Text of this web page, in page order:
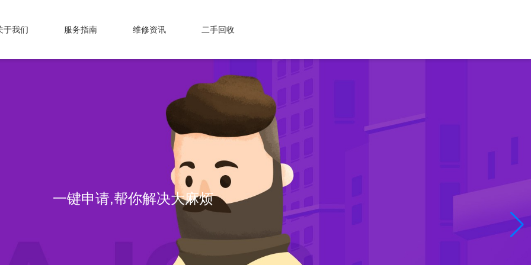
于我们 服务指南 维修资讯 二手回收
一键申请,帮你解决大麻烦